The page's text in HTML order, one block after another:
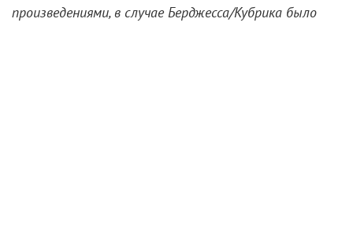
произведениями, в случае Берджесса/Кубрика было